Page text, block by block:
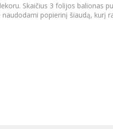
Skaičius 3 folijos balionas
popierinį šiaudą, kurį